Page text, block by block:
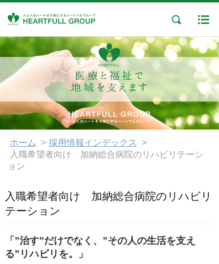
ホーム > 採用情報インデックス
>
入職希望者向け 加納総合病院のリハビリテーシ
ョン
入職希望者向け 加納総合病院のリハビリ
テーション
「”治す”だけでなく、”その人の生活を支え
る”リハビリを。」